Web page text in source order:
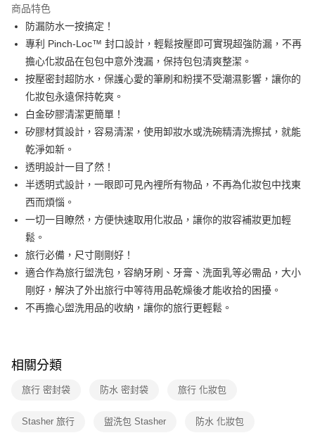
臺灣中小企業銀行
匯豐（台灣）商業銀行
聯邦商業銀行
遠東國際商業銀行
元大商業銀行
永豐商業銀行
玉山商業銀行
星展（台灣）商業銀行
台灣樂天信用卡公司
上海商業儲蓄銀行
國泰世華商業銀行
匯豐（台灣）商業銀行
華泰商業銀行
聯邦商業銀行
遠東國際商業銀行
元大商業銀行
永豐商業銀行
玉山商業銀行
台新國際商業銀行
LINE Pay
Apple Pay
街口支付
Google Pay
大哥付你分期
相關說明
【大哥付你分期使用說明】
1.本服務由台灣大哥大提供，台灣大哥大用戶可立即使用無須另外申請。
2.付款方式選擇「大哥付你分期」，訂單成立後會自動跳轉到大哥付的交易
流程，驗證手機門號後，選擇欲分期的期數、繳款截止日，確認付款後即完
3.實際核准額度、可分期數及費用金額請依後續交易確認頁面所載為準。
4.訂單成立30分鐘內，如未前往確認交易或遇審核未通過，訂單將自動取
消。如遇「轉專審核」未通過狀況，表示未達大哥付你分期系統評分，恕無
法說明評估內容。
【繳款方式說明】
1.分期款項不併入電信帳單，「大哥付你分期」於每月結算日後寄送繳費提
醒簡訊。
2.透過簡訊連結打開帳單後，可選擇「超商條碼／台灣大直營門市／銀行轉
帳／街口支付／iPASS MONEY」等通路繳費。
用戶於交易時，得透過本服務購買商品或服務，並由商店將買賣／分期付款
買賣價金債權讓與本公司後，依約使用本公司帳單繳交帳款。
2.基於同意付款使用「大哥付你分期」之契約關係目的，商店將以您的個人
資料（包含姓名、電話或地址）提供予台灣大哥大進項蒐集、處理及利用，
3.完整用戶服務條款，請詳閱以下連結：
https://oppay.tw/userRule
ATM付款
運送方式
每筆NT$100，滿NT$999(含以上)免運費
付款後門市自取
免運費
商品特色
防漏防水一按搞定！
專利 Pinch-Loc™ 封口設計，輕鬆按壓即可實現超強防漏，不再
擔心化妝品在包包中意外洩漏，保持包包清爽整潔。
按壓密封超防水，保護心愛的筆刷和粉撲不受潮濕影響，讓你的
化妝包永遠保持乾爽。
白金矽膠清潔更簡單！
矽膠材質設計，容易清潔，使用卸妝水或洗碗精清洗擦拭，就能
乾淨如新。
透明設計一目了然！
半透明式設計，一眼即可見內裡所有物品，不再為化妝包中找東
西而煩惱。
一切一目瞭然，方便快速取用化妝品，讓你的妝容補妝更加輕
鬆。
旅行必備，尺寸剛剛好！
適合作為旅行盥洗包，容納牙刷、牙膏、洗面乳等必需品，大小
剛好，解決了外出旅行中等待用品乾燥後才能收拾的困擾。
不再擔心盥洗用品的收納，讓你的旅行更輕鬆。
相關分類
旅行 密封袋 防水 密封袋 旅行 化妝包
Stasher 旅行 盥洗包 Stasher 防水 化妝包